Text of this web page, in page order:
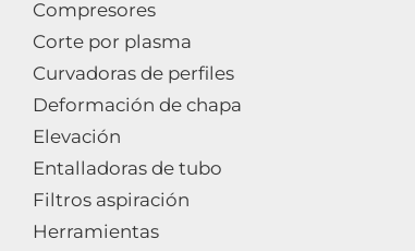
Compresores
Corte por plasma
Curvadoras de perfiles
Deformación de chapa
Elevación
Entalladoras de tubo
Filtros aspiración
Herramientas